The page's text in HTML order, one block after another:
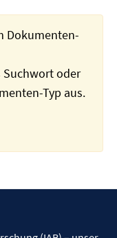
Dokumenten-
Suchwort oder
Typ aus.